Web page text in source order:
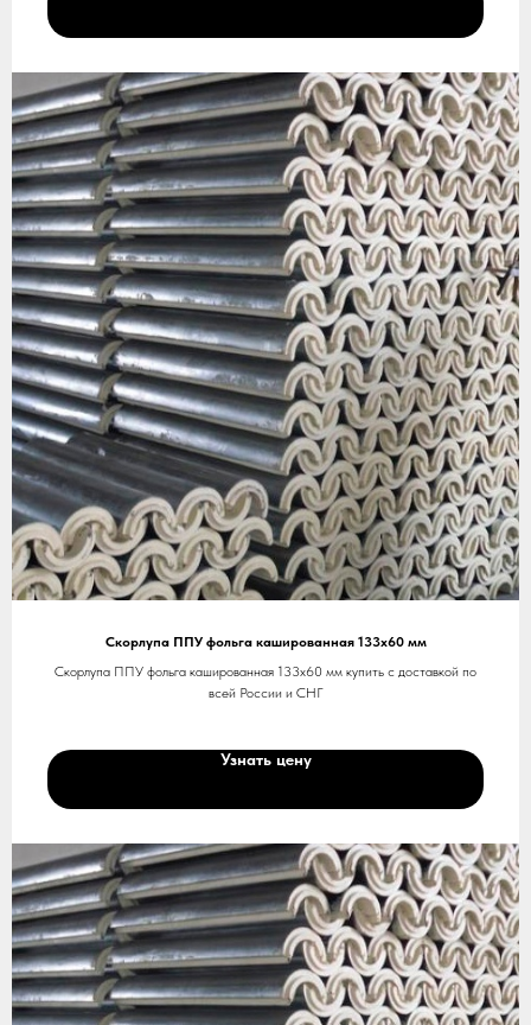
Скорлупа ППУ фольга кашированная 133х60 мм
Скорлупа ППУ фольга кашированная 133х60 мм купить с доставкой по
всей России и СНГ
Узнать цену